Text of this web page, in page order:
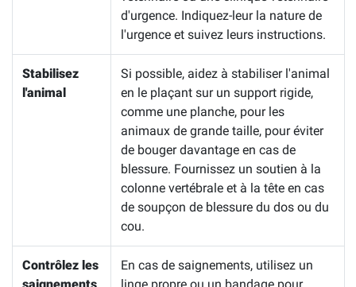
d'urgence. Indiquez-leur la nature de
l'urgence et suivez leurs instructions.
Stabilisez
l'animal
Si possible, aidez à stabiliser l'animal
en le plaçant sur un support rigide,
comme une planche, pour les
animaux de grande taille, pour éviter
de bouger davantage en cas de
blessure. Fournissez un soutien à la
colonne vertébrale et à la tête en cas
de soupçon de blessure du dos ou du
cou.
Contrôlez les
En cas de saignements, utilisez un